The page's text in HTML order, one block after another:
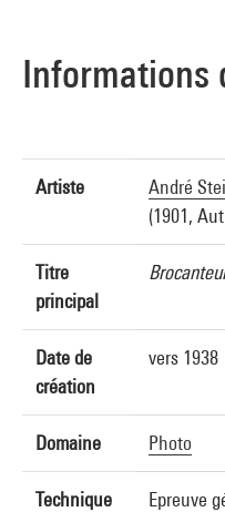
Informations
Artiste
André
(1901,
Titre
principal
Date de
création
vers 1938
Domaine Photo
Technique Epreuve